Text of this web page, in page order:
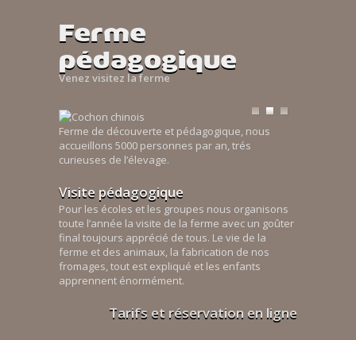
Ferme
pédagogique
Venez visitez la ferme
Ferme de découverte et pédagogique, nous
accueillons 5000 personnes par an, trés
curieuses de l’élevage.
Visite pédagogique
Pour les écoles et les groupes nous organisons
toute l’année la visite de la ferme avec un goûter
final toujours apprécié de tous. Le vie de la
ferme et des animaux, la fabrication de nos
fromages, tout est expliqué et les enfants
apprennent énormément.
Tarifs et réservation en ligne